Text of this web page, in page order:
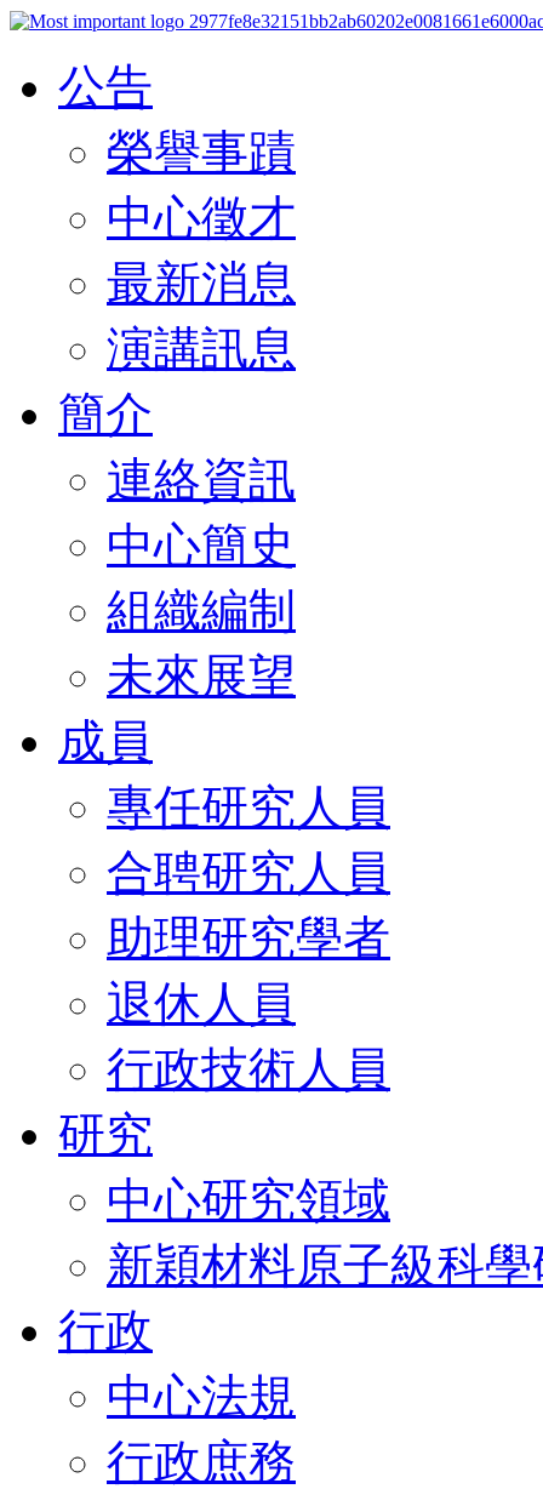
公告
榮譽事蹟
中心徵才
最新消息
演講訊息
簡介
連絡資訊
中心簡史
組織編制
未來展望
成員
專任研究人員
合聘研究人員
助理研究學者
退休人員
行政技術人員
研究
中心研究領域
新穎材料原子級科
行政
中心法規
行政庶務